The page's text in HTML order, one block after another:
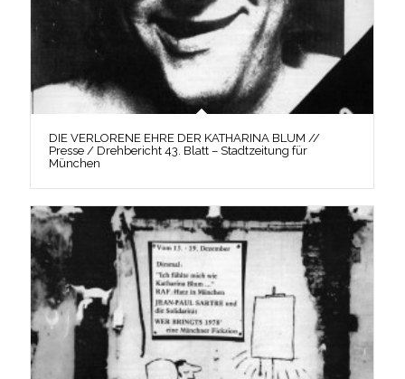
DIE VERLORENE EHRE DER KATHARINA BLUM //
Presse / Drehbericht 43. Blatt – Stadtzeitung für
München